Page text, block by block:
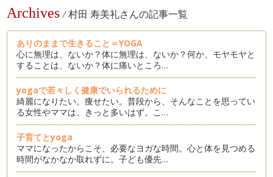
Archives / 村田 寿美礼さんの記事一覧
ありのままで生きること＝YOGA
心に無理は、ないか？体に無理は、ないか？何か、モヤモヤと
することは、ないか？体に痛いところ…
yogaで若々しく健康でいられるために
綺麗になりたい。痩せたい。普段から、そんなことを思ってい
る女性やママは、きっと多いはず。こ…
子育てとyoga
ママになったからこそ、必要なヨガな時間。心と体を見つめる
時間がなかなか取れずに。子ども優先…